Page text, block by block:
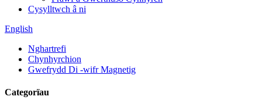
Cysylltwch â ni
English
Nghartrefi
Chynhyrchion
Gwefrydd Di -wifr Magnetig
Categorïau